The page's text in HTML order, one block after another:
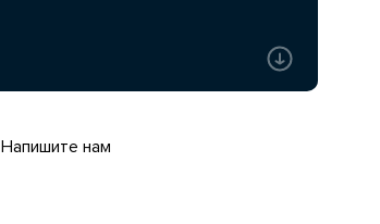
Напишите нам